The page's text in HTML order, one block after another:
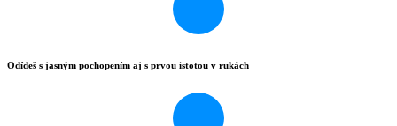
Odídeš s jasným pochopením aj s prvou istotou v rukách